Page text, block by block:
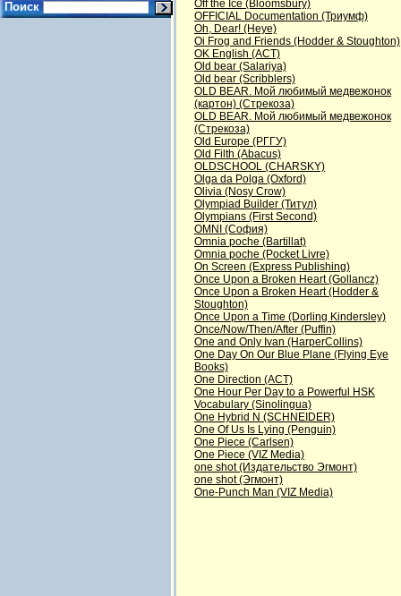
Поиск
Off the Ice (Bloomsbury)
OFFICIAL Documentation (Триумф)
Oh, Dear! (Heye)
Oi Frog and Friends (Hodder & Stoughton)
OK English (АСТ)
Old bear (Salariya)
Old bear (Scribblers)
OLD BEAR. Мой любимый медвежонок
(картон) (Стрекоза)
OLD BEAR. Мой любимый медвежонок
(Стрекоза)
Old Europe (РГГУ)
Old Filth (Abacus)
OLDSCHOOL (CHARSKY)
Olga da Polga (Oxford)
Olivia (Nosy Crow)
Olympiad Builder (Титул)
Olympians (First Second)
OMNI (София)
Omnia poche (Bartillat)
Omnia poche (Pocket Livre)
On Screen (Express Publishing)
Once Upon a Broken Heart (Gollancz)
Once Upon a Broken Heart (Hodder &
Stoughton)
Once Upon a Time (Dorling Kindersley)
Once/Now/Then/After (Puffin)
One and Only Ivan (HarperCollins)
One Day On Our Blue Plane (Flying Eye
Books)
One Direction (АСТ)
One Hour Per Day to a Powerful HSK
Vocabulary (Sinolingua)
One Hybrid N (SCHNEIDER)
One Of Us Is Lying (Penguin)
One Piece (Carlsen)
One Piece (VIZ Media)
one shot (Издательство Эгмонт)
one shot (Эгмонт)
One-Punch Man (VIZ Media)